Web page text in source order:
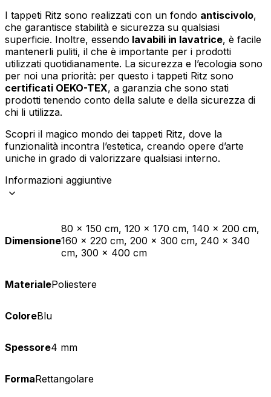
I tappeti Ritz sono realizzati con un fondo antiscivolo,
che garantisce stabilità e sicurezza su qualsiasi
superficie. Inoltre, essendo lavabili in lavatrice, è facile
mantenerli puliti, il che è importante per i prodotti
utilizzati quotidianamente. La sicurezza e l’ecologia sono
per noi una priorità: per questo i tappeti Ritz sono
certificati OEKO-TEX, a garanzia che sono stati
prodotti tenendo conto della salute e della sicurezza di
chi li utilizza.
Scopri il magico mondo dei tappeti Ritz, dove la
funzionalità incontra l’estetica, creando opere d’arte
uniche in grado di valorizzare qualsiasi interno.
Informazioni aggiuntive
Dimensione
80 x 150 cm, 120 x 170 cm, 140 x 200 cm,
160 x 220 cm, 200 x 300 cm, 240 x 340
cm, 300 x 400 cm
MaterialePoliestere
ColoreBlu
Spessore4 mm
FormaRettangolare